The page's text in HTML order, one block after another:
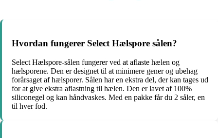
Hvordan fungerer Select Hælspore sålen?
Select Hælspore-sålen fungerer ved at aflaste hælen og
hælsporene. Den er designet til at minimere gener og ubehag
forårsaget af hælsporer. Sålen har en ekstra del, der kan tages ud
for at give ekstra aflastning til hælen. Den er lavet af 100%
siliconegel og kan håndvaskes. Med en pakke får du 2 såler, en
til hver fod.